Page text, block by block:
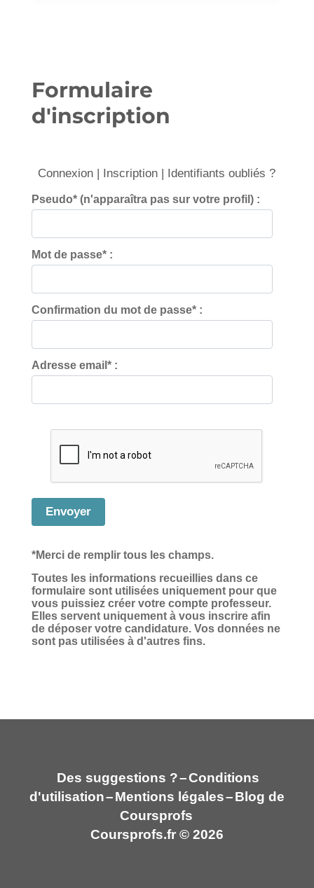
Formulaire
d'inscription
Connexion | Inscription | Identifiants oubliés ?
Pseudo* (n'apparaîtra pas sur votre profil) :
Mot de passe* :
Confirmation du mot de passe* :
Adresse email* :
*Merci de remplir tous les champs.
Toutes les informations recueillies dans ce
formulaire sont utilisées uniquement pour que
vous puissiez créer votre compte professeur.
Elles servent uniquement à vous inscrire afin
de déposer votre candidature. Vos données ne
sont pas utilisées à d'autres fins.
Des suggestions ?–Conditions
d'utilisation–Mentions légales–Blog de
Coursprofs
Coursprofs.fr © 2026